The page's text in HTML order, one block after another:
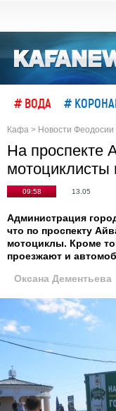
# ВОДА #
Кафа > Новости Феодосии
На проспекте
мотоциклисты
09:58 13.05
Администрация
что по проспекту
мотоциклы. Кроме
проезжают и
Оксана Дементьева